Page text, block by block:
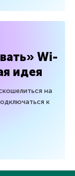
Wi-
идея
на
к